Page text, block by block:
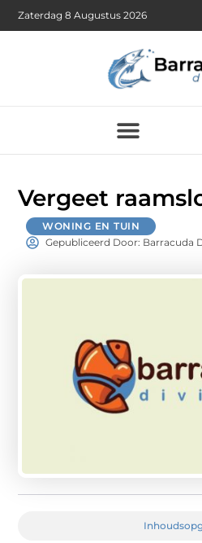
Zaterdag 8 Augustus 2026
Vergeet
WONING EN TUIN
Gepubliceerd Door: Barracuda